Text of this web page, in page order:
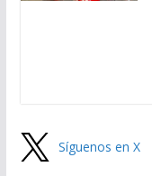
Síguenos en X